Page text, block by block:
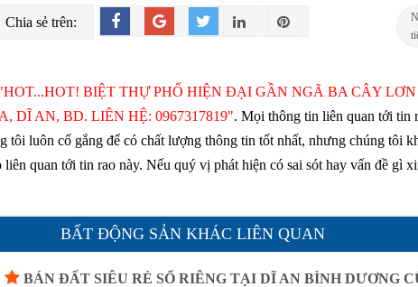
Chia sẻ trên:
BIỆT THỰ PHỐ HIỆN ĐẠI GẦN NGÃ BA CÂY
DĨ AN, BD. LIÊN HỆ: 0967317819". Mọi thông tin liên quan tới tin
tôi luôn cố gắng để có chất lượng thông tin tốt nhất, nhưng chúng tôi
quan tới tin rao này. Nếu quý vị phát hiện có sai sót hay vấn đề gì
BẤT ĐỘNG SẢN KHÁC LIÊN QUAN
BÁN ĐẤT SIÊU RẺ SỔ RIÊNG TẠI DĨ AN BÌNH DƯƠNG